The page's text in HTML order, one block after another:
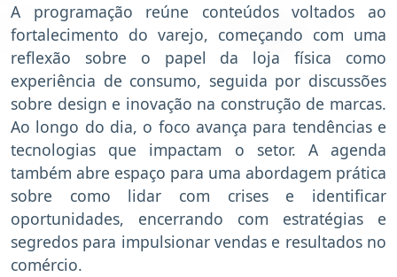
A programação reúne conteúdos voltados ao
fortalecimento do varejo, começando com uma
reflexão sobre o papel da loja física como
experiência de consumo, seguida por discussões
sobre design e inovação na construção de marcas.
Ao longo do dia, o foco avança para tendências e
tecnologias que impactam o setor. A agenda
também abre espaço para uma abordagem prática
sobre como lidar com crises e identificar
oportunidades, encerrando com estratégias e
segredos para impulsionar vendas e resultados no
comércio.